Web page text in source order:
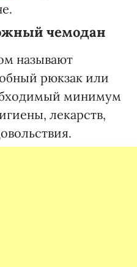
чемодан
называют
рюкзак или
минимум
лекарств,